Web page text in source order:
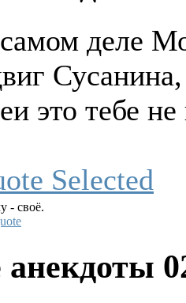
деле
это тебе
- своё.
анекдоты